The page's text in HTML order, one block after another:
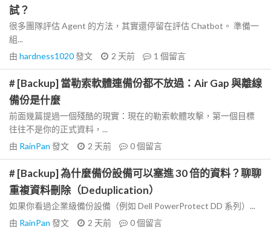
試？
很多團隊評估 Agent 的方法，其實還停留在評估 Chatbot。 準備一
組...
由 hardness1020發文 2 天前 1 個留言
# [Backup] 當勒索軟體連備份都不放過：Air Gap 與離線
備份是什麼
前面幾篇提過一個殘酷的現實：現在的勒索軟體攻擊，第一個目標
往往不是你的正式資料，...
由 RainPan 發文 2 天前 0個留言
# [Backup] 為什麼備份設備可以塞進 30 倍的資料？聊聊
重複資料刪除（Deduplication）
如果你看過企業級備份設備（例如 Dell PowerProtect DD 系列）...
由 RainPan 發文 2 天前 0個留言